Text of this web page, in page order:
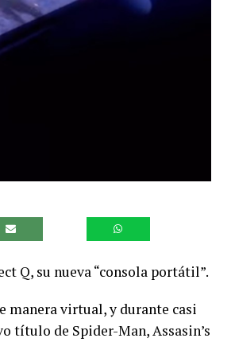
Q, su nueva “consola portátil”.
manera virtual, y durante casi
título de Spider-Man, Assasin’s